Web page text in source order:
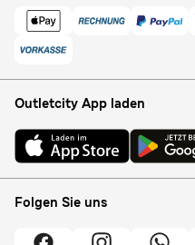
Outletcity App laden
Folgen Sie uns